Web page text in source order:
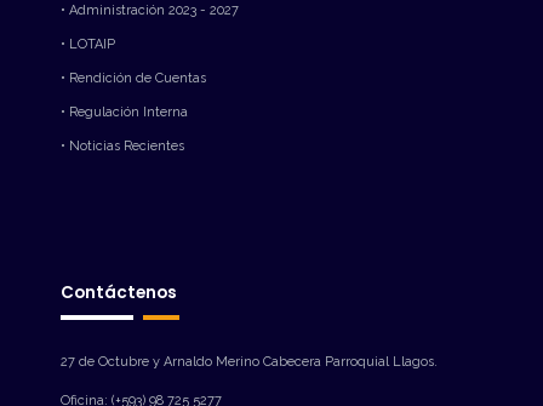
• Administración 2023 - 2027
• LOTAIP
• Rendición de Cuentas
• Regulación Interna
• Noticias Recientes
Contáctenos
27 de Octubre y Arnaldo Merino Cabecera Parroquial Llagos.
Oficina: (+593) 98 725 5277